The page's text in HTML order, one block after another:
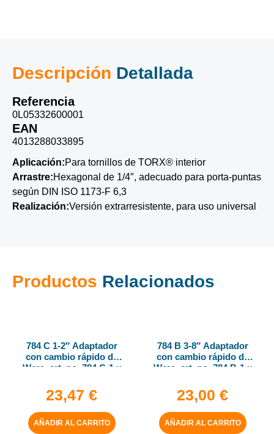
Descripción Detallada
Referencia
0L05332600001
EAN
4013288033895
Aplicación:Para tornillos de TORX® interior
Arrastre:Hexagonal de 1/4″, adecuado para porta-puntas
según DIN ISO 1173-F 6,3
Realización:Versión extrarresistente, para uso universal
Productos Relacionados
784 C 1-2″ Adaptador
con cambio rápido de
Wera, art. no. 784 C-1 x
23,47 €
AÑADIR AL CARRITO
784 B 3-8″ Adaptador
con cambio rápido de
Wera, art. no. 784 B-1 x
23,00 €
AÑADIR AL CARRITO